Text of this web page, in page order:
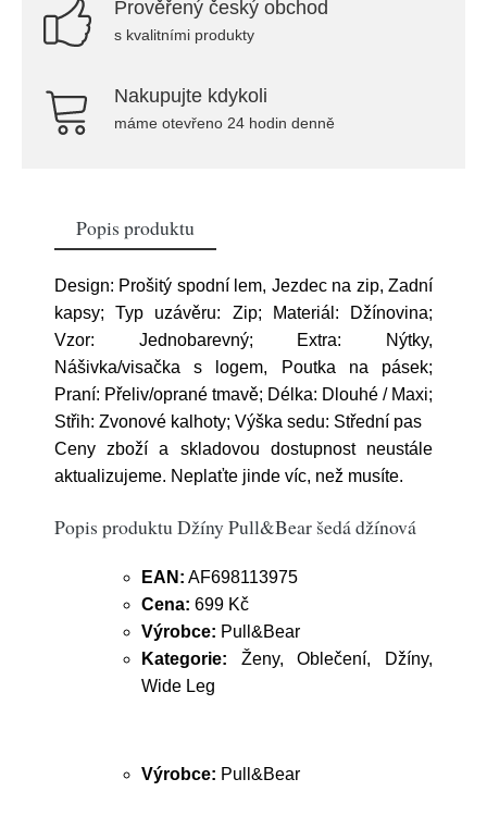
Prověřený český obchod
s kvalitními produkty
Nakupujte kdykoli
máme otevřeno 24 hodin denně
Popis produktu
Design: Prošitý spodní lem, Jezdec na zip, Zadní
kapsy; Typ uzávěru: Zip; Materiál: Džínovina;
Vzor: Jednobarevný; Extra: Nýtky,
Nášivka/visačka s logem, Poutka na pásek;
Praní: Přeliv/oprané tmavě; Délka: Dlouhé / Maxi;
Střih: Zvonové kalhoty; Výška sedu: Střední pas
Ceny zboží a skladovou dostupnost neustále
aktualizujeme. Neplaťte jinde víc, než musíte.
Popis produktu Džíny Pull&Bear šedá džínová
EAN: AF698113975
Cena: 699 Kč
Výrobce: Pull&Bear
Kategorie: Ženy, Oblečení, Džíny,
Wide Leg
Výrobce: Pull&Bear